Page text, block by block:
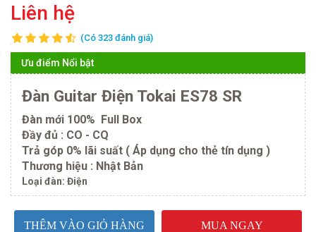
Liên hệ
(Có 323 đánh giá)
Ưu điểm Nổi bật
Đàn Guitar Điện Tokai ES78 SR
Đàn mới 100% Full Box
Đầy đủ : CO - CQ
Trả góp 0% lãi suất ( Áp dụng cho thẻ tín dụng )
Thương hiệu : Nhật Bản
Loại đàn: Điện
THÊM VÀO GIỎ HÀNG MUA NGAY